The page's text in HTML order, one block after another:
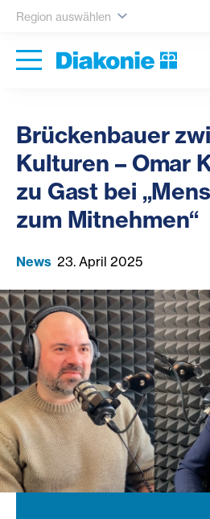
Region auswählen
Brückenbauer
Kulturen – Omar
zu Gast bei
zum Mitnehmen“
News 23. April 2025